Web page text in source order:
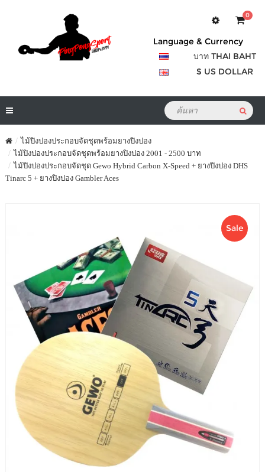
0
Language & Currency
บาท THAI BAHT
$ US DOLLAR
ไม้ปิงปองประกอบจัดชุดพร้อมยางปิงปอง
ไม้ปิงปองประกอบจัดชุดพร้อมยางปิงปอง 2001 - 2500 บาท
ไม้ปิงปองประกอบจัดชุด Gewo Hybrid Carbon X-Speed + ยางปิงปอง DHS
Tinarc 5 + ยางปิงปอง Gambler Aces
Sale